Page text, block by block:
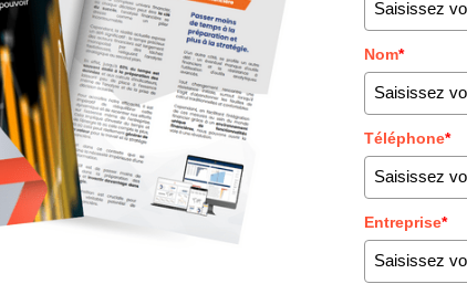
Nom*
Téléphone*
Entreprise*